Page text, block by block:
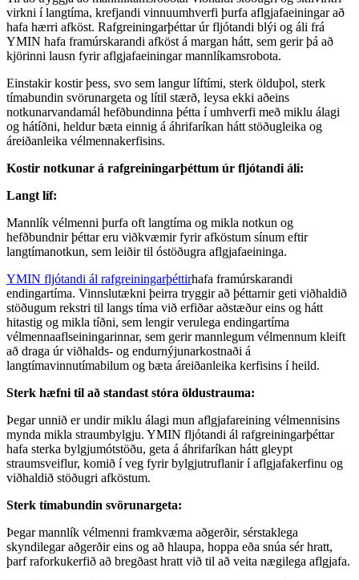
virkni í langtíma, krefjandi vinnuumhverfi þurfa aflgjafaeiningar að
hafa hærri afköst. Rafgreiningarþéttar úr fljótandi blýi og áli frá
YMIN hafa framúrskarandi afköst á margan hátt, sem gerir þá að
kjörinni lausn fyrir aflgjafaeiningar mannlíkamsrobota.
Einstakir kostir þess, svo sem langur líftími, sterk ölduþol, sterk
tímabundin svörunargeta og lítil stærð, leysa ekki aðeins
notkunarvandamál hefðbundinna þétta í umhverfi með miklu álagi
og hátíðni, heldur bæta einnig á áhrifaríkan hátt stöðugleika og
áreiðanleika vélmennakerfisins.
Kostir notkunar á rafgreiningarþéttum úr fljótandi áli:
Langt líf:
Mannlík vélmenni þurfa oft langtíma og mikla notkun og
hefðbundnir þéttar eru viðkvæmir fyrir afköstum sínum eftir
langtímanotkun, sem leiðir til óstöðugra aflgjafaeininga.
YMIN fljótandi ál rafgreiningarþéttirhafa framúrskarandi
endingartíma. Vinnslutækni þeirra tryggir að þéttarnir geti viðhaldið
stöðugum rekstri til langs tíma við erfiðar aðstæður eins og hátt
hitastig og mikla tíðni, sem lengir verulega endingartíma
vélmennaaflseiningarinnar, sem gerir mannlegum vélmennum kleift
að draga úr viðhalds- og endurnýjunarkostnaði á
langtímavinnutímabilum og bæta áreiðanleika kerfisins í heild.
Sterk hæfni til að standast stóra öldustrauma:
Þegar unnið er undir miklu álagi mun aflgjafareining vélmennisins
mynda mikla straumbylgju. YMIN fljótandi ál rafgreiningarþéttar
hafa sterka bylgjumótstöðu, geta á áhrifaríkan hátt gleypt
straumsveiflur, komið í veg fyrir bylgjutruflanir í aflgjafakerfinu og
viðhaldið stöðugri afköstum.
Sterk tímabundin svörunargeta:
Þegar mannlík vélmenni framkvæma aðgerðir, sérstaklega
skyndilegar aðgerðir eins og að hlaupa, hoppa eða snúa sér hratt,
þarf raforkukerfið að bregðast hratt við til að veita nægilega aflgjafa.